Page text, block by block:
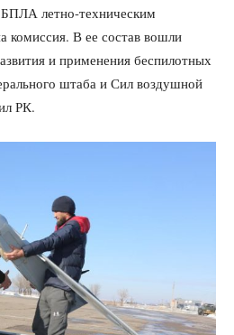
БПЛА летно-техническим
комиссия. В ее состав вошли
и применения беспилотных
штаба и Сил воздушной
РК.